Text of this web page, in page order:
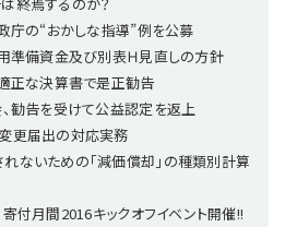
リアル
庁の“おかしな指導”例を公募
用準備資金及び別表Ｈ見直しの方針
適正な決算書で是正勧告
、勧告を受けて公益認定を返上
変更届出の対応実務
れないための「減価償却」の種類別計算
付月間2016キックオフイベント開催!!